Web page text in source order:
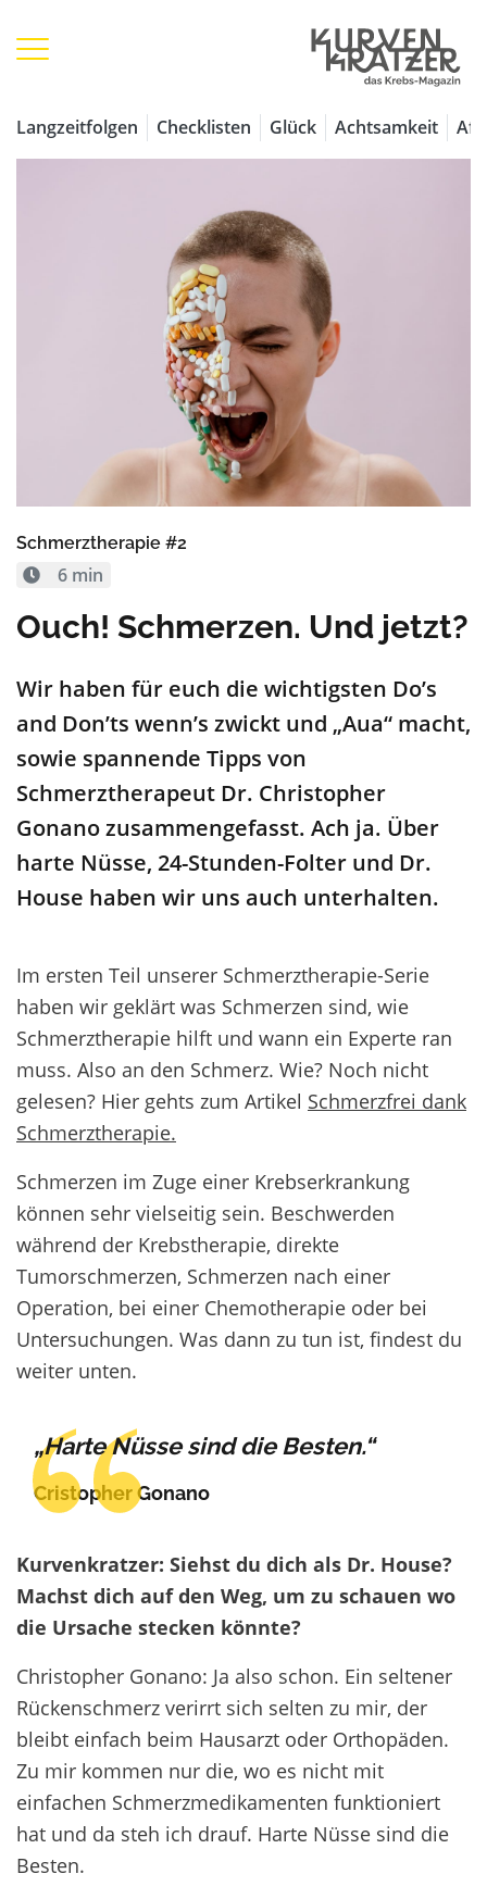
Langzeitfolgen Checklisten Glück Achtsamkeit
Schmerztherapie #2
6 min
Ouch! Schmerzen. Und jetzt?
Wir haben für euch die wichtigsten Do’s
and Don’ts wenn’s zwickt und „Aua“ macht,
sowie spannende Tipps von
Schmerztherapeut Dr. Christopher
Gonano zusammengefasst. Ach ja. Über
harte Nüsse, 24-Stunden-Folter und Dr.
House haben wir uns auch unterhalten.
Im ersten Teil unserer Schmerztherapie-Serie
haben wir geklärt was Schmerzen sind, wie
Schmerztherapie hilft und wann ein Experte ran
muss. Also an den Schmerz. Wie? Noch nicht
gelesen? Hier gehts zum Artikel Schmerzfrei dank
Schmerztherapie.
Schmerzen im Zuge einer Krebserkrankung
können sehr vielseitig sein. Beschwerden
während der Krebstherapie, direkte
Tumorschmerzen, Schmerzen nach einer
Operation, bei einer Chemotherapie oder bei
Untersuchungen. Was dann zu tun ist, findest du
weiter unten.
„Harte Nüsse sind die Besten.“
Cristopher Gonano
Kurvenkratzer: Siehst du dich als Dr. House?
Machst dich auf den Weg, um zu schauen wo
die Ursache stecken könnte?
Christopher Gonano: Ja also schon. Ein seltener
Rückenschmerz verirrt sich selten zu mir, der
bleibt einfach beim Hausarzt oder Orthopäden.
Zu mir kommen nur die, wo es nicht mit
einfachen Schmerzmedikamenten funktioniert
hat und da steh ich drauf. Harte Nüsse sind die
Besten.